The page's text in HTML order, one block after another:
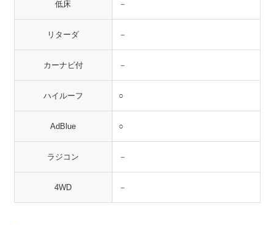
低床 －
リターダ －
カーナビ付 －
ハイルーフ ○
AdBlue ○
ラジコン －
4WD －